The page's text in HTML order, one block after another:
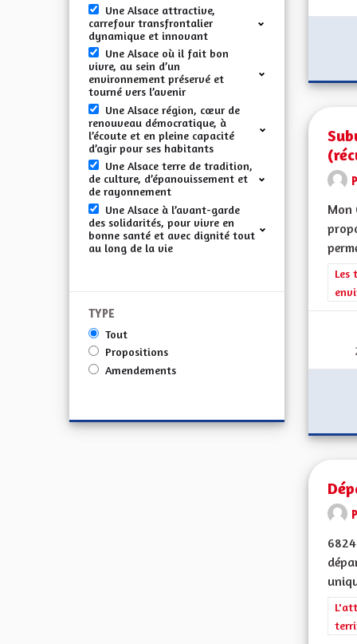
Une Alsace attractive,
carrefour transfrontalier
dynamique et innovant
Une Alsace où il fait bon
vivre, au sein d’un
environnement préservé et
tourné vers l’avenir
Une Alsace région, cœur de
renouveau démocratique, à
l’écoute et en pleine capacité
d’agir pour ses habitants
Une Alsace terre de tradition,
de culture, d’épanouissement et
de rayonnement
Une Alsace à l’avant-garde
des solidarités, pour vivre en
bonne santé et avec dignité tout
au long de la vie
TYPE
Tout
Propositions
Amendements
Mon
Les